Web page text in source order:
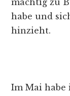
mächtig zu
habe und
hinzieht.
Im Mai habe